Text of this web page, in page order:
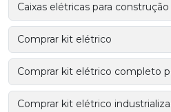
Caixas elétricas para construção
Comprar kit elétrico
Comprar kit elétrico completo
Comprar kit elétrico